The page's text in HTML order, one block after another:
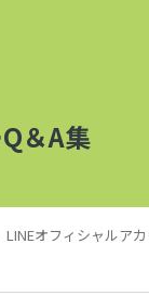
＆A集
オフィシャルア